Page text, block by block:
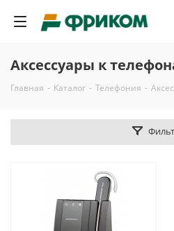
Аксессуары к
Главная - Каталог - Телефония -